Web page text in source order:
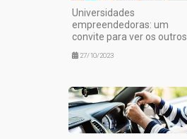
Universidades
empreendedoras: um
convite para ver os outros
27/10/2023